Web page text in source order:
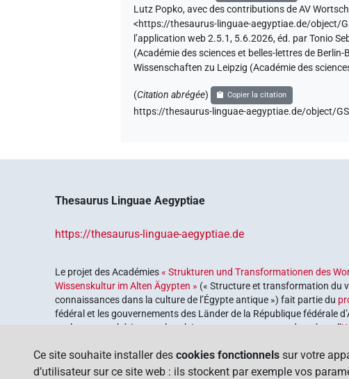
Lutz Popko,avec des contributions de AV
<https://thesaurus-linguae-aegyptiae.de/object/
l’application web 2.5.1, 5.6.2026, éd. par Tonio
(Académie des sciences et belles-lettres de
Wissenschaften zu Leipzig (Académie des
(Citation abrégée) Copier la citation
https://thesaurus-linguae-aegyptiae.de/object/
Thesaurus Linguae Aegyptiae
https://thesaurus-linguae-aegyptiae.de
Le projet des Académies« Strukturen und Transformationen des
Wissenskultur im Alten Ägypten » (« Structure et transformation du
connaissances dans la culture de l’Égypte antique ») fait partie du
fédéral et les gouvernements des Länder de la République fédérale
explorer notre héritage culturel. Le programme est coordonné par l’
Ce site souhaite installer des cookies fonctionnels sur votre
d’utilisateur sur ce site web : ils stockent par exemple vos